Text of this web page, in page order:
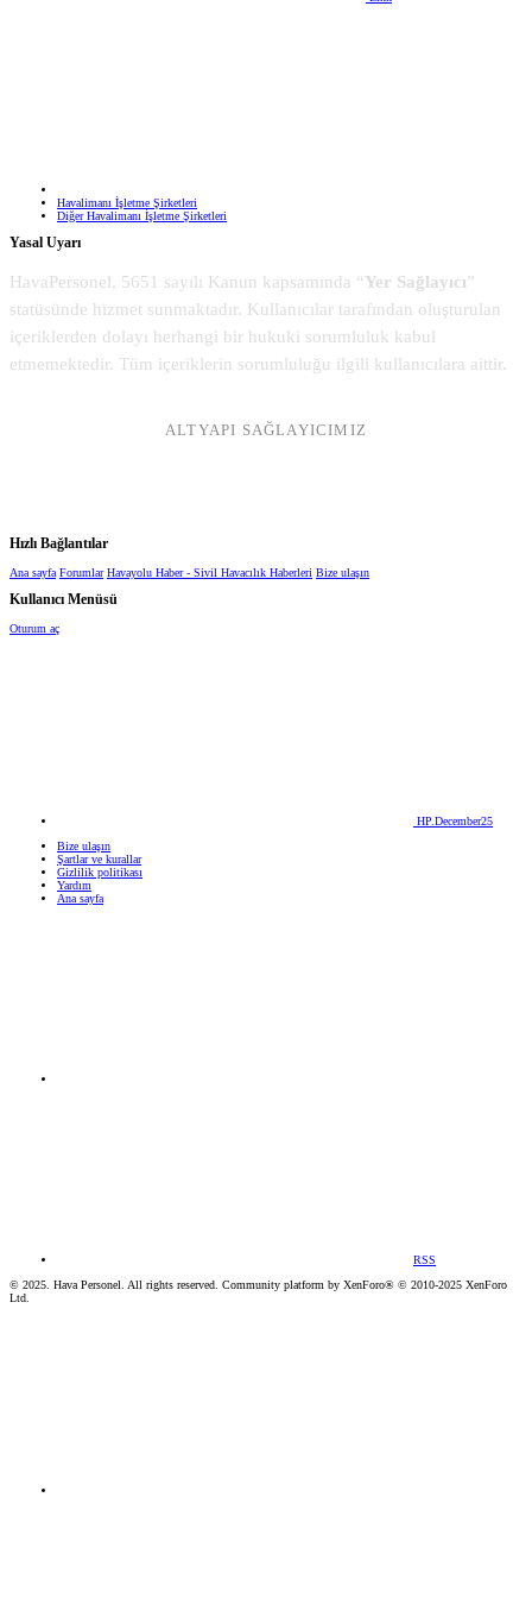
Havalimanı İşletme Şirketleri
Diğer Havalimanı İşletme Şirketleri
Yasal Uyarı
HavaPersonel, 5651 sayılı Kanun kapsamında “Yer Sağlayıcı”
statüsünde hizmet sunmaktadır. Kullanıcılar tarafından oluşturulan
içeriklerden dolayı herhangi bir hukuki sorumluluk kabul
etmemektedir. Tüm içeriklerin sorumluluğu ilgili kullanıcılara aittir.
ALTYAPI SAĞLAYICIMIZ
Hızlı Bağlantılar
Ana sayfa Forumlar Havayolu Haber - Sivil Havacılık Haberleri Bize ulaşın
Kullanıcı Menüsü
Oturum aç
HP.December25
Bize ulaşın
Şartlar ve kurallar
Gizlilik politikası
Yardım
Ana sayfa
RSS
© 2025. Hava Personel. All rights reserved. Community platform by XenForo® © 2010-2025 XenForo
Ltd.